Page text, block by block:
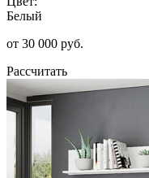
Белый
от 30 000 руб.
Рассчитать